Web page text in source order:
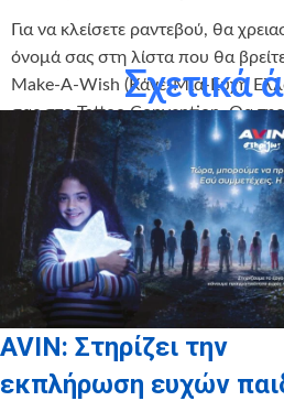
Για να κλείσετε ραντεβού, θα
όνομά σας στη λίστα που θα
Make-A-Wish (Κάνε-Μια-Ευχή
σας στο Tattoo Convention. Θα
προτεραιότητας.
#StaryourBody #makeawish
Σχετικά
AVIN: Στηρίζει την
εκπλήρωση ευχών